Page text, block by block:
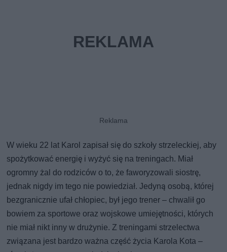
W wieku 22 lat Karol zapisał się do szkoły strzeleckiej, aby
spożytkować energię i wyżyć się na treningach. Miał
ogromny żal do rodziców o to, że faworyzowali siostrę,
jednak nigdy im tego nie powiedział. Jedyną osobą, której
bezgranicznie ufał chłopiec, był jego trener – chwalił go
bowiem za sportowe oraz wojskowe umiejętności, których
nie miał nikt inny w drużynie. Z treningami strzelectwa
związana jest bardzo ważna część życia Karola Kota –